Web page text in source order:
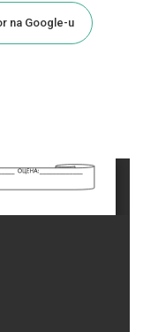
na Google-u